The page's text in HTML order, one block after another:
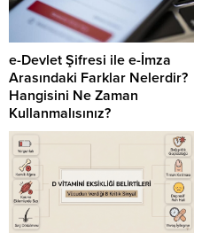
e-Devlet Şifresi ile e-İmza
Arasındaki Farklar Nelerdir?
Hangisini Ne Zaman
Kullanmalısınız?